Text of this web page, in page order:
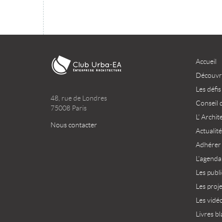
48, rue de Londres
75008 Paris
Nous contacter
Accueil
Les défis
Conseil
L’
Adhérer
Les
Les
Les
Livres